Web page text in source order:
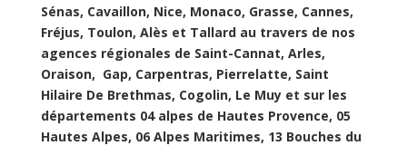
Sénas, Cavaillon, Nice, Monaco, Grasse, Cannes,
Fréjus, Toulon, Alès et Tallard au travers de nos
agences régionales de Saint-Cannat, Arles,
Oraison, Gap, Carpentras, Pierrelatte, Saint
Hilaire De Brethmas, Cogolin, Le Muy et sur les
départements 04 alpes de Hautes Provence, 05
Hautes Alpes, 06 Alpes Maritimes, 13 Bouches du